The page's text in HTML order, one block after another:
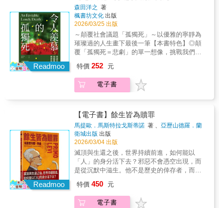
期讀者。──羅伯特．威利，愛許蘭大學政治學
副教授當代最受歡迎的哲學家之一。──《藝術
觀察》一本描寫希望本質的絕美著作。──尼
克・凱夫，歌手▍ 書系簡介 ithink, I think思想
決定行動，行動是對生命本身的肯定，如同沙
特說：「在行動中存在著希望。」◆不馴的異
裡的哲學課 喬尼‧湯姆森──著 吳煒聲──譯
畫 孫有蓉──主筆 邱獻儀──文字協力◆給焦
慮世代的哲學處方 沃德‧法恩斯沃斯──著 李
斯毅──譯◆跟蘇格拉底學思辨 沃德‧法恩斯沃
斯──著 陳信宏──譯◆給所有人的世界哲學
史 羅伯特．索羅門、凱瑟琳．希金斯──著
黃煜文──譯◆衣裳哲學 湯瑪斯‧卡萊爾──
著 賴盈滿──譯◆成為大人的第一堂哲學課
小川仁志──著 談智涵──譯◆為什麼我們需要
政治哲學？ 查爾斯‧拉莫爾──著 陳禹仲──
譯◆超越國界的公民思辨 克瓦米．安東尼．
阿皮亞──著 盧靜──譯◆深夜裡的哲學家 史
蒂芬．羅──著 李斯毅──譯◆在工作裡，我們
活得有意義 約翰．卡格、強納森．范．貝爾
──著 李伊婷──譯◆焦慮的意義 薩米爾．喬
神如何對抗眼下多重危機的恐懼，開闢出嶄新
道路，賦予我們生命行動力、洞察力，擁有保
持開放且有無限可能的未來。▍ 媒體專家好評
他的著作融合東西方哲學的傳統，以簡潔、直
接的方式傳遞嶄新觀點。──阿斯圖里亞斯王妃
獎評審團在艱困時刻仍堅持希望的熱切論證，
本書必定能鼓舞讀者心靈。──《出版人週刊》
在這個絕望的時代，這是一篇美麗而振奮人心
念。──威廉．戴維斯，倫敦大學金匠學院政治
經濟學教授這部激動人心的著作將引起眾多讀
者的共鳴。──《前廊共和國》韓炳哲在本書中
作品的多項哲學與政治疑問……《希望與絕
望》透過釐清其思想的政治維度，必能滿足長
期讀者。──羅伯特．威利，愛許蘭大學政治學
副教授當代最受歡迎的哲學家之一。──《藝術
觀察》一本描寫希望本質的絕美著作。──尼
克・凱夫，歌手▍ 書系簡介 ithink, I think思想
決定行動，行動是對生命本身的肯定，如同沙
端 史蒂芬．納德勒──著 楊理然──譯◆口袋
裡的哲學課 喬尼‧湯姆森──著 吳煒聲──譯
◆水變成冰是哲學問題？ 哲學新媒體──策
運員「我不是不怕死，但第一次清楚意識到：
我也正在往那個地方走。」──接運遺體的禮儀
助理「彎腰，是這行最基本的事。低到對方的
痛、混亂、不捨裡，去撐住一個剛失去的
人。」──資深禮儀師「很多人以為殯儀館只有
哭聲，其實也有笑聲；這裡最常聽到的，是後
掩。它讓我不用說太多，也不用表情。」──火
化場禮儀師這本書帶你走進殯葬現場最真實的
一刻：從接運、火化到告別，每一句話都是工
殯儀館，在死亡旁邊長大，把恐懼練成日常。
有人為了養家糊口入行，卻在一次次送行中，
看見人生真正的重量。有人是女性，在長期被
視為禁忌的現場裡，用專業與韌性，撐出屬於
自己的位置。也有人原本有完全不同的人生，
卻在某個關鍵時刻，走上這條再也回不了頭的
路。他們的故事不同，卻都通往同一個問題
——人，要如何在死亡之中，繼續活著。這不
是靈異書，而是真正的生死現場書中沒有神
經驗。送行者，替我們完成那些來不及說出口
即便最後的瞬間是孤獨死，又何嘗不是一種
『令人稱羨』的善終方式？」談到「孤獨
死」，眾人焦點多半都放在「死亡」上，卻忽
略了這個問題的本質──孤獨。作者見過無數高
齡者在「為了安全與安心」的名義下，被迫離
開熟悉的生活場域，切斷與社區、親友的連
結，最終陷入更深層的孤獨中。書中透過真實
案例，直指現代醫療與照護體系中長期忽視卻
度的深刻反思之餘，作者一再追問：「醫療的
最終目標，究竟是延長生命，還是守護一個人
『活得像自己』的權利？」本書從第一線居家
照護視角出發，揭示如何陪伴年邁的親友、以
及如何選擇自己的晚年生活型態，為現今處於
無緣社會、長壽地獄的時代，提供「理想離
世」的方法。面對人生終將迎來的最後一道課
題，重要的並非死亡造訪那刻是否孤單一人，
而是在此之前是否無依無靠──
Readmoo
森田洋之 著
楓書坊文化 出版
2026/03/25 出版
～顛覆社會議題「孤獨死」～以優雅的寧靜為
璀璨過的人生畫下最後一筆【本書特色】◎顛
覆「孤獨死＝悲劇」的單一想像，挑戰我們對
揭露社會上的「制度性孤獨」。◎提出「社區
實踐」「鄰里網絡」等社會資本的建立方式，
為高齡獨居者問題提供解方。「孤獨死」向來
性的提問：「如果人生在世時並不孤單，那麼
即便最後的瞬間是孤獨死，又何嘗不是一種
『令人稱羨』的善終方式？」談到「孤獨
死」，眾人焦點多半都放在「死亡」上，卻忽
略了這個問題的本質──孤獨。作者見過無數高
齡者在「為了安全與安心」的名義下，被迫離
開熟悉的生活場域，切斷與社區、親友的連
結，最終陷入更深層的孤獨中。書中透過真實
案例，直指現代醫療與照護體系中長期忽視卻
度的深刻反思之餘，作者一再追問：「醫療的
特價 252 元
電子書
Readmoo
【電子書】餘生皆為贖罪
馬提歐．馬斯特拉戈斯蒂諾 著 、亞歷山德羅．蘭
加斯奇著
衛城出版 出版
2026/03/04 出版
滅頂與生還之後，世界持續前進，如何能以
「人」的身分活下去？邪惡不會憑空出現，而
是從沉默中滋生。他不是歷史的倖存者，而是
同學們還以為，參與過戰爭的人，必定英勇威
武、和超人一樣強壯。然而從集中營死裡逃生
的李維，不過是個衰老、步履蹣跚的老人──這
特價 450 元
電子書